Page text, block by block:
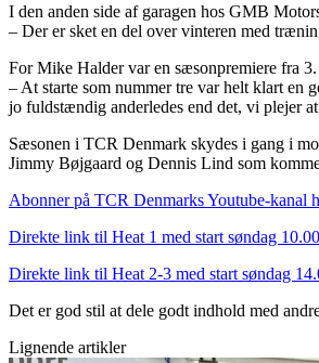
I den anden side af garagen hos GMB
– Der er sket en del over vinteren med
For Mike Halder var en sæsonpremiere fra 3.
– At starte som nummer tre var helt klart en
jo fuldstændig anderledes end det, vi plejer
Sæsonen i TCR Denmark skydes i gang i
Jimmy Bøjgaard og Dennis Lind som
Abonner på TCR Denmarks Youtube-kanal
Direkte link til Heat 1 med start søndag 10.00
Direkte link til Heat 2-3 med start søndag
Det er god stil at dele godt indhold med
Lignende artikler